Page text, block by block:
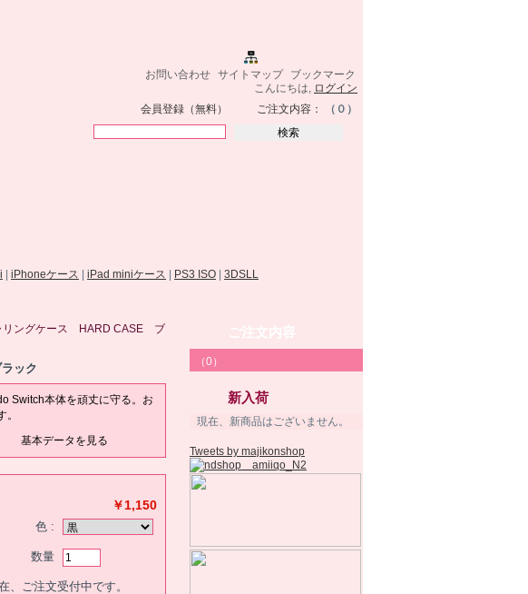
お問い合わせ サイトマップ
ブックマーク
こんにちは,
ログイン
ご注文内容： （０）
会員登録（無料）
iPhoneケース iPad miniケース PS3 ISO 3DSLL
リングケース HARD CASE ブ
ック
Switch本体を頑丈に守る。お
基本データを見る
￥1,150
色 :
数量
、ご注文受付中です。
（0）
新入荷
現在、新商品はございません。
Tweets by majikonshop